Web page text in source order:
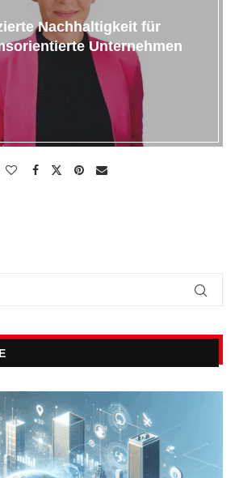
Nachhaltigkeit für
Unternehmen